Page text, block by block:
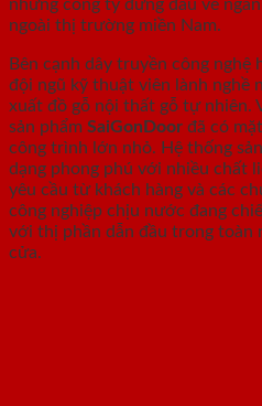
những công ty đứng đầu về
ngoài thị trường miền Nam.
Bên cạnh dây truyền công nghệ
đội ngũ kỹ thuật viên lành nghề
xuất đồ gỗ nội thất gỗ tự nhiên.
sản phẩm SaiGonDoor đã có
công trình lớn nhỏ. Hệ thống
dạng phong phú với nhiều chất
yêu cầu từ khách hàng và các
công nghiệp chịu nước đang
với thị phần dẫn đầu trong toàn
cửa.